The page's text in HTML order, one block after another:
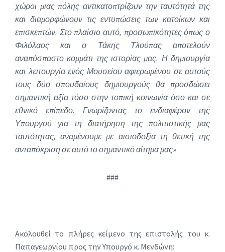
χώροι μιας πόλης αντικατοπτρίζουν την ταυτότητά της
και διαμορφώνουν τις εντυπώσεις των κατοίκων και
επισκεπτών. Στο πλαίσιο αυτό, προσωπικότητες όπως ο
Φιλόλαος και ο Τάκης Τλούπας αποτελούν
αναπόσπαστο κομμάτι της ιστορίας μας. Η δημιουργία
και λειτουργία ενός Μουσείου αφιερωμένου σε αυτούς
τους δύο σπουδαίους δημιουργούς θα προσδώσει
σημαντική αξία τόσο στην τοπική κοινωνία όσο και σε
εθνικό επίπεδο. Γνωρίζοντας το ενδιαφέρον της
Υπουργού για τη διατήρηση της πολιτιστικής μας
ταυτότητας, αναμένουμε με αισιοδοξία τη θετική της
ανταπόκριση σε αυτό το σημαντικό αίτημα μας»
###
Ακολουθεί το πλήρες κείμενο της επιστολής του κ.
Παπαγεωργίου προς την Υπουργό κ. Μενδώνη: